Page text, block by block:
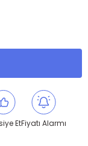
EtFiyatı Alarmı